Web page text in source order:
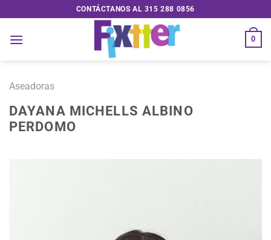
al
contenido
CONTÁCTANOS AL 315 288 0856
0
Aseadoras
DAYANA MICHELLS ALBINO
PERDOMO